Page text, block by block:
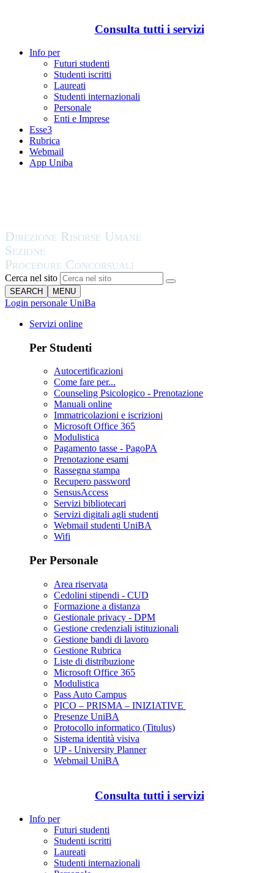
Consulta tutti i servizi
Info per
Futuri studenti
Studenti iscritti
Laureati
Studenti internazionali
Personale
Enti e Imprese
Esse3
Rubrica
Webmail
App Uniba
Cerca nel sito
SEARCH MENU
Login personale UniBa
Servizi online
Per Studenti
Autocertificazioni
Come fare per...
Counseling Psicologico - Prenotazione
Manuali online
Immatricolazioni e iscrizioni
Microsoft Office 365
Modulistica
Pagamento tasse - PagoPA
Prenotazione esami
Rassegna stampa
Recupero password
SensusAccess
Servizi bibliotecari
Servizi digitali agli studenti
Webmail studenti UniBA
Wifi
Per Personale
Area riservata
Cedolini stipendi - CUD
Formazione a distanza
Gestionale privacy - DPM
Gestione credenziali istituzionali
Gestione bandi di lavoro
Gestione Rubrica
Liste di distribuzione
Microsoft Office 365
Modulistica
Pass Auto Campus
PICO – PRISMA – INIZIATIVE
Presenze UniBA
Protocollo informatico (Titulus)
Sistema identità visiva
UP - University Planner
Webmail UniBA
Consulta tutti i servizi
Info per
Futuri studenti
Studenti iscritti
Laureati
Studenti internazionali